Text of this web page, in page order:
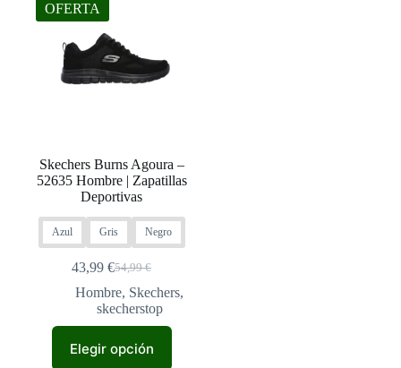
OFERTA
Skechers Burns Agoura –
52635 Hombre | Zapatillas
Deportivas
Azul Gris Negro
54,99€
El
precio
original
era:
43,99€El
precio
actual
es:
Hombre, Skechers,
skecherstop
Elegir opción
producto